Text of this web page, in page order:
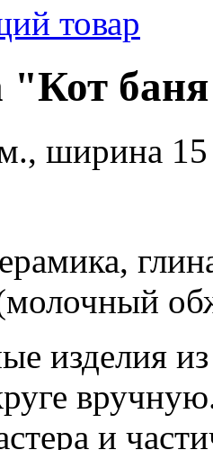
товар
"Кот
ширина
изделия
и